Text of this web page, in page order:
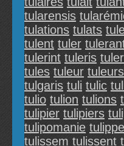
tularensis
tulations tulats
tulent tuler
tulerint tuleris
tules tuleur tuleurs
tulgaris tuli tulic
tulio tulion tulions
tulipier tulipiers
tulipomanie tulippe
tulissem tulissent